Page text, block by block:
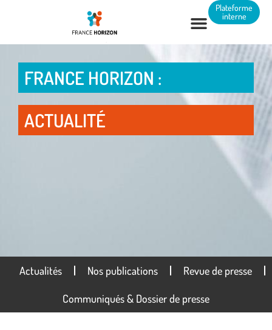
Plateforme
interne
FRANCE HORIZON :
ACTUALITÉ
Actualités Nos publications Revue de presse
Communiqués & Dossier de presse